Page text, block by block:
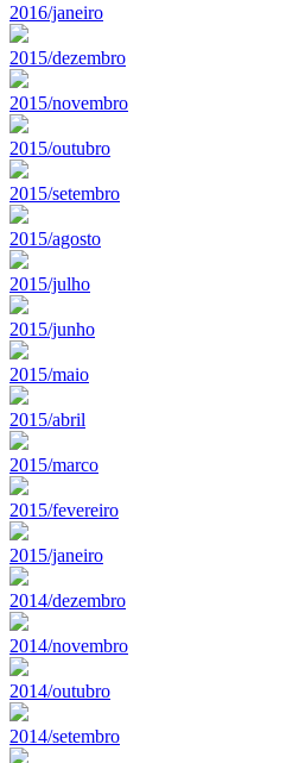
2016/janeiro
2015/dezembro
2015/novembro
2015/outubro
2015/setembro
2015/agosto
2015/julho
2015/junho
2015/maio
2015/abril
2015/marco
2015/fevereiro
2015/janeiro
2014/dezembro
2014/novembro
2014/outubro
2014/setembro